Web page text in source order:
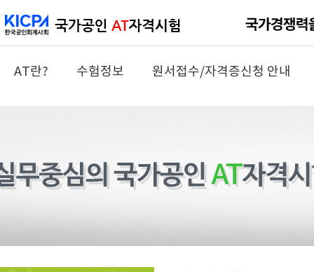
AT란? 수험정보 원서접수/자격증신청 안내